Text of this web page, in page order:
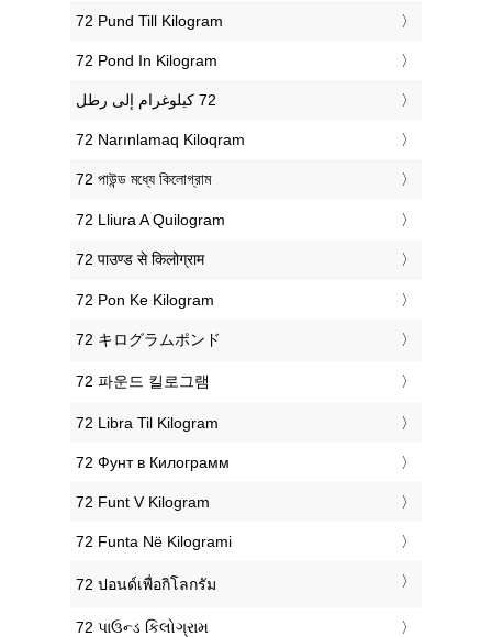
‎72 Pund Till Kilogram
‎72 Pond In Kilogram
‎72 Narınlamaq Kiloqram
‎72 পাউন্ড মধ্যে কিলোগ্রাম
‎72 Lliura A Quilogram
‎72 पाउण्ड से किलोग्राम
‎72 Pon Ke Kilogram
‎72 キログラムポンド
‎72 파운드 킬로그램
‎72 Libra Til Kilogram
‎72 Фунт в Килограмм
‎72 Funt V Kilogram
‎72 Funta Në Kilogrami
‎72 ปอนด์เพื่อกิโลกรัม
‎72 પાઉન્ડ કિલોગ્રામ